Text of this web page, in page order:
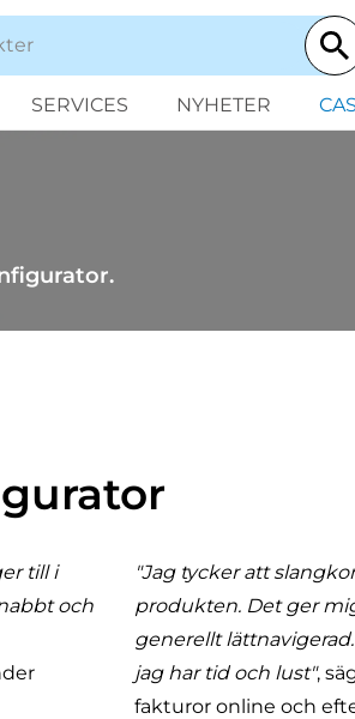
SERVICES NYHETER
till i
och
"Jag tycker att
produkten. Det ger
generellt
jag har tid och lust",
fakturor online och